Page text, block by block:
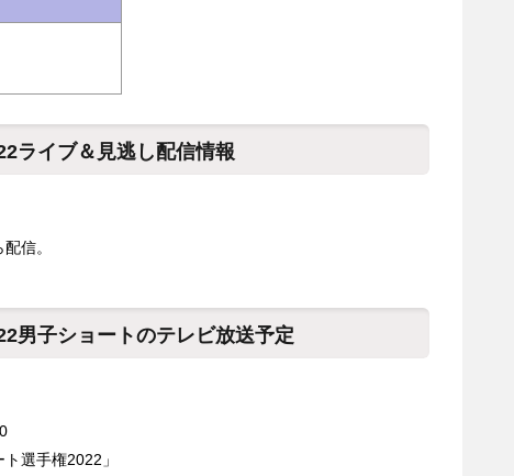
ライブ＆見逃し配信情報
信。
男子ショートのテレビ放送予定
選手権2022」